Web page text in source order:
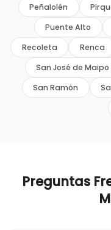
Peñalolén
Puente Alto
Recoleta
Renca
San José de Maipo
San Ramón
Preguntas